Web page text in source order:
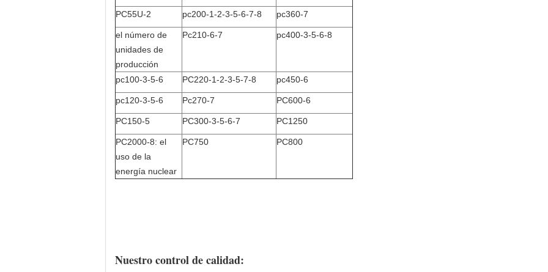
PC55U-2 pc200-1-2-3-5-6-7-8 pc360-7
el número de
unidades de
producción
Pc210-6-7 pc400-3-5-6-8
pc100-3-5-6 PC220-1-2-3-5-7-8 pc450-6
pc120-3-5-6 Pc270-7 PC600-6
PC150-5 PC300-3-5-6-7 PC1250
PC2000-8: el
uso de la
energía nuclear
PC750 PC800
Nuestro control de calidad: